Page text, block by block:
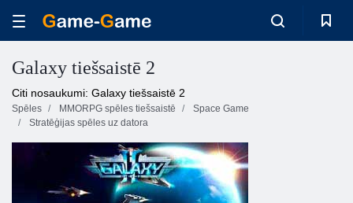
Galaxy tiešsaistē 2
Citi nosaukumi: Galaxy tiešsaistē 2
Spēles MMORPG spēles tiešsaistē
Space Game
Stratēģijas spēles uz datora